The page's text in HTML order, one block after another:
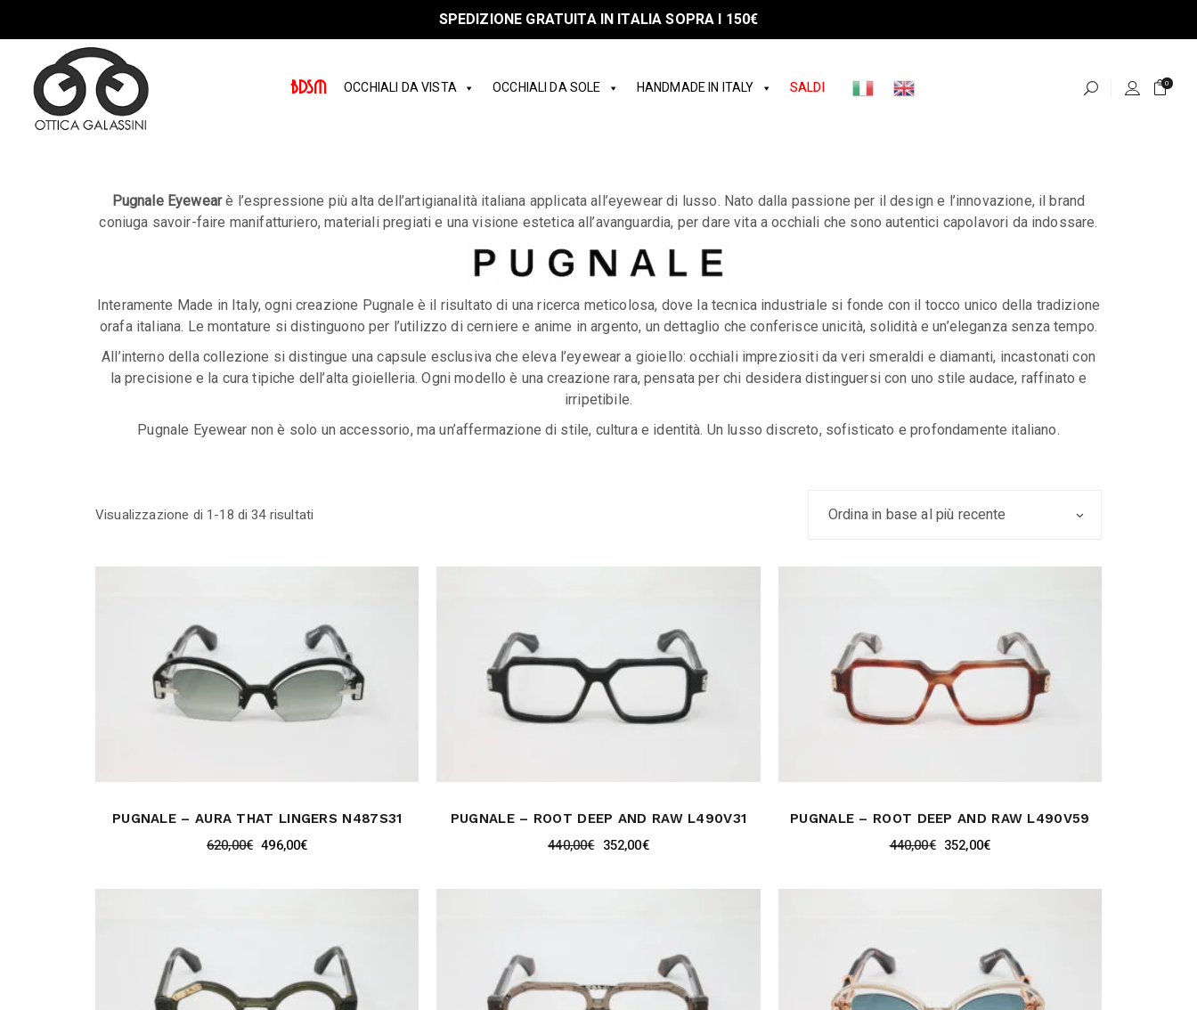
the
- 10% DI SCONTO ISCRIVENDOTI ALLA NEWSLETTER
BDSM OCCHIALI DA VISTA OCCHIALI DA SOLE HANDMADE IN ITALY SALDI 0
Pugnale Eyewearè l’espressione più alta dell’artigianalità italiana applicata all’eyewear di lusso. Nato dalla passione per il design e l’innovazione, il brand
coniuga savoir-faire manifatturiero, materiali pregiati e una visione estetica all’avanguardia, per dare vita a occhiali che sono autentici capolavori da indossare.
Interamente Made in Italy, ogni creazione Pugnale è il risultato di una ricerca meticolosa, dove la tecnica industriale si fonde con il tocco unico della tradizione
orafa italiana. Le montature si distinguono per l’utilizzo di cerniere e anime in argento, un dettaglio che conferisce unicità, solidità e un’eleganza senza tempo.
All’interno della collezione si distingue una capsule esclusiva che eleva l’eyewear a gioiello: occhiali impreziositi da veri smeraldi e diamanti, incastonati con
la precisione e la cura tipiche dell’alta gioielleria. Ogni modello è una creazione rara, pensata per chi desidera distinguersi con uno stile audace, raffinato e
irripetibile.
Pugnale Eyewear non è solo un accessorio, ma un’affermazione di stile, cultura e identità. Un lusso discreto, sofisticato e profondamente italiano.
Visualizzazione di 1-18 di 34 risultati
più
Ordina in base al più recente
PUGNALE – AURA THAT LINGERS N487S31
620,00€ 496,00€
PUGNALE – ROOT DEEP AND RAW L490V31
440,00€ 352,00€
PUGNALE – ROOT DEEP AND RAW L490V59
440,00€ 352,00€